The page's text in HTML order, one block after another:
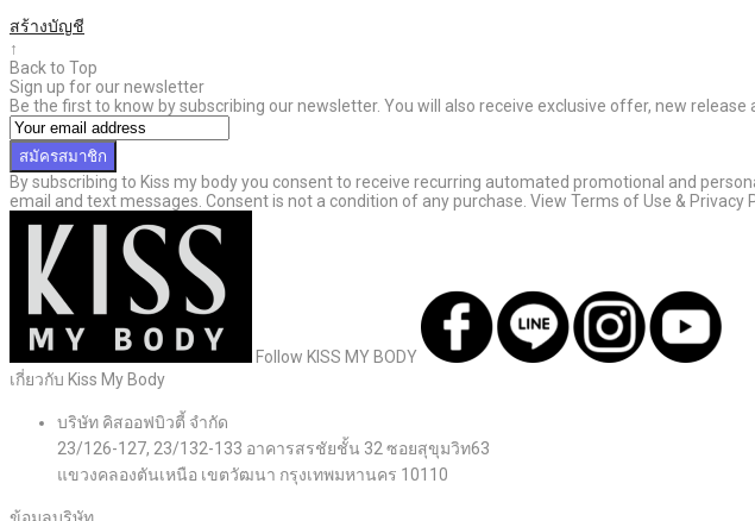
สร้างบัญชี
↑
Back to Top
Sign up for our newsletter
Be the first to know by subscribing our newsletter. You will also receive exclusive offer, new release
สมัครสมาชิก
By subscribing to Kiss my body you consent to receive recurring automated promotional and
email and text messages. Consent is not a condition of any purchase. View Terms of Use &
Follow KISS MY BODY
เกี่ยวกับ Kiss My Body
บริษัท คิสออฟบิวตี้ จำกัด
23/126-127, 23/132-133 อาคารสรชัยชั้น 32 ซอยสุขุมวิท63
แขวงคลองตันเหนือ เขตวัฒนา กรุงเทพมหานคร 10110
ข้อมูลบริษัท